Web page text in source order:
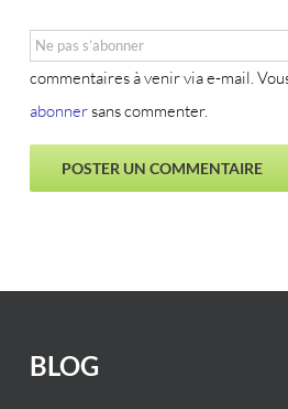
commentaires à venir via e-mail.
abonnersans commenter.
BLOG